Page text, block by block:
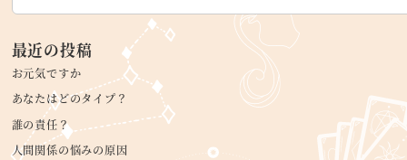
最近の投稿
お元気ですか
あなたはどのタイプ？
誰の責任？
人間関係の悩みの原因